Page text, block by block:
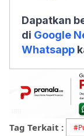
Dapatkan
di Google
Whatsapp
Tag Terkait : #